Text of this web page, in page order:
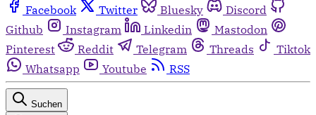
Facebook Twitter Bluesky
Discord
Github
Instagram Linkedin
Mastodon
Pinterest
Reddit Telegram Threads
Tiktok
Whatsapp
Youtube RSS
Suchen